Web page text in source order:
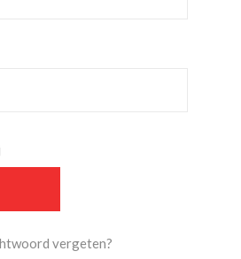
vergeten?